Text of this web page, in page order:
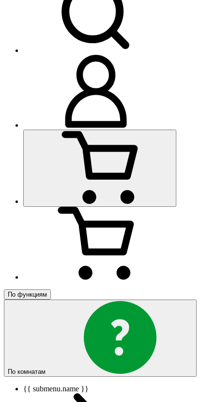
По функциям
По комнатам
{{ submenu.name }}